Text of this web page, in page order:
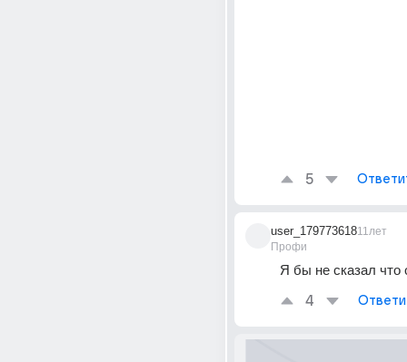
5
user_179773618
Профи
11лет
Я бы не сказал что
4